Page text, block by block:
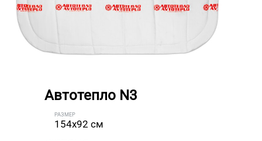
Автотепло N3
РАЗМЕР
154x92 см